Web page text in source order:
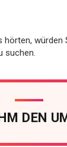
hörten, würden
suchen.
DEN